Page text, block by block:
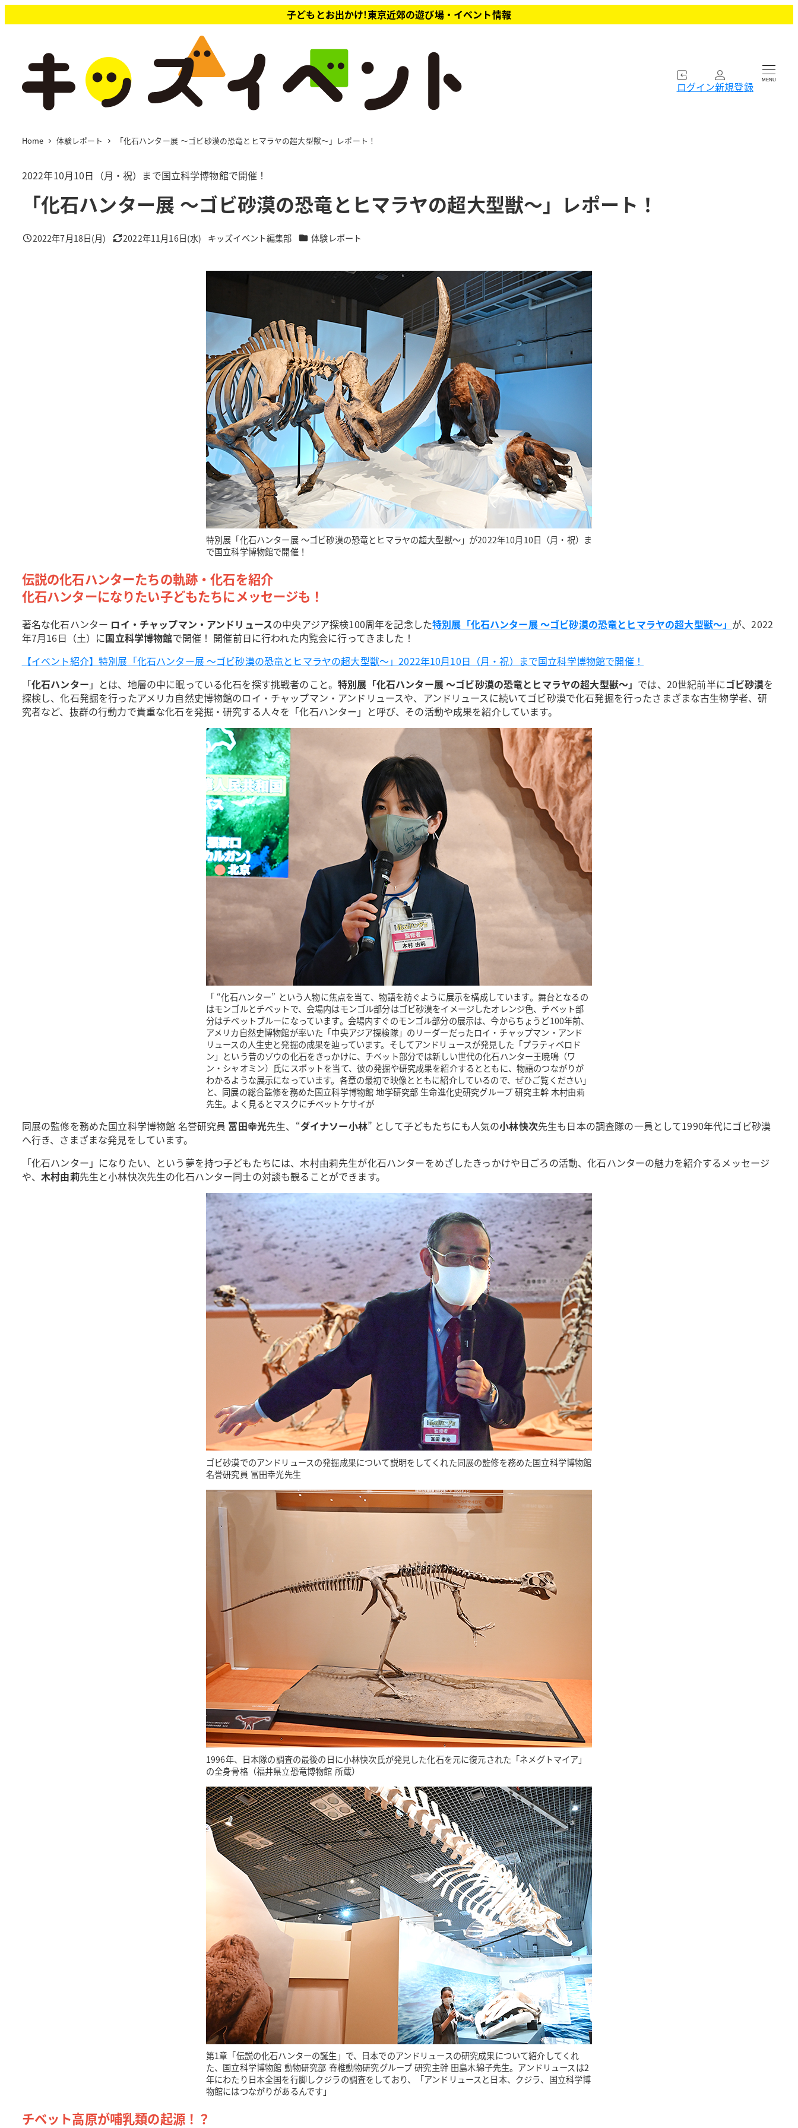
イ
子どもとお出かけ!東京近郊の遊び場・イベント情報
ログイン新規登録 MENU
Home 体験レポート 「化石ハンター展 ～ゴビ砂漠の恐竜とヒマラヤの超大型獣～」レポート！
2022年10月10日（月・祝）まで国立科学博物館で開催！
「化石ハンター展 ～ゴビ砂漠の恐竜とヒマラヤの超大型獣～」レポート！
投稿日
2022年7月18日(月) 更新日
2022年11月16日(水)
著
キッズイベント編集部 カテゴリー
体験レポート
特別展「化石ハンター展 ～ゴビ砂漠の恐竜とヒマラヤの超大型獣～」が2022年10月10日（月・祝）ま
で国立科学博物館で開催！
伝説の化石ハンターたちの軌跡・化石を紹介
化石ハンターになりたい子どもたちにメッセージも！
著名な化石ハンター ロイ・チャップマン・アンドリュースの中央アジア探検100周年を記念した特別展「化石ハンター展 ～ゴビ砂漠の恐竜とヒマラヤの超大型獣～」 が、2022
年7月16日（土）に国立科学博物館で開催！ 開催前日に行われた内覧会に行ってきました！
【イベント紹介】特別展「化石ハンター展 ～ゴビ砂漠の恐竜とヒマラヤの超大型獣～」2022年10月10日（月・祝）まで国立科学博物館で開催！
「化石ハンター 」とは、地層の中に眠っている化石を探す挑戦者のこと。特別展「化石ハンター展 ～ゴビ砂漠の恐竜とヒマラヤの超大型獣～」 では、20世紀前半にゴビ砂漠を
探検し、化石発掘を行ったアメリカ自然史博物館のロイ・チャップマン・アンドリュースや、アンドリュースに続いてゴビ砂漠で化石発掘を行ったさまざまな古生物学者、研
究者など、抜群の行動力で貴重な化石を発掘・研究する人々を「化石ハンター」と呼び、その活動や成果を紹介しています。
「 “化石ハンター” という人物に焦点を当て、物語を紡ぐように展示を構成しています。舞台となるの
はモンゴルとチベットで、会場内はモンゴル部分はゴビ砂漠をイメージしたオレンジ色、チベット部
分はチベットブルーになっています。会場内すぐのモンゴル部分の展示は、今からちょうど100年前、
アメリカ自然史博物館が率いた「中央アジア探検隊」のリーダーだったロイ・チャップマン・アンド
リュースの人生史と発掘の成果を辿っています。そしてアンドリュースが発見した「プラティベロド
ン」という昔のゾウの化石をきっかけに、チベット部分では新しい世代の化石ハンター王暁鳴（ワ
ン・シャオミン）氏にスポットを当て、彼の発掘や研究成果を紹介するとともに、物語のつながりが
わかるような展示になっています。各章の最初で映像とともに紹介しているので、ぜひご覧ください」
と、同展の総合監修を務めた国立科学博物館 地学研究部 生命進化史研究グループ 研究主幹 木村由莉
先生。よく見るとマスクにチベットケサイが
同展の監修を務めた国立科学博物館 名誉研究員 冨田幸光先生、“ダイナソー小林” として子どもたちにも人気の小林快次先生も日本の調査隊の一員として1990年代にゴビ砂漠
へ行き、さまざまな発見をしています。
「化石ハンター」になりたい、という夢を持つ子どもたちには、木村由莉先生が化石ハンターをめざしたきっかけや日ごろの活動、化石ハンターの魅力を紹介するメッセージ
や、木村由莉先生と小林快次先生の化石ハンター同士の対談も観ることができます。
ゴビ砂漠でのアンドリュースの発掘成果について説明をしてくれた同展の監修を務めた国立科学博物館
名誉研究員 冨田幸光先生
1996年、日本隊の調査の最後の日に小林快次氏が発見した化石を元に復元された「ネメグトマイア」
の全身骨格（福井県立恐竜博物館 所蔵）
第1章「伝説の化石ハンターの誕生」で、日本でのアンドリュースの研究成果について紹介してくれ
た、国立科学博物館 動物研究部 脊椎動物研究グループ 研究主幹 田島木綿子先生。アンドリュースは2
年にわたり日本全国を行脚しクジラの調査をしており、「アンドリュースと日本、クジラ、国立科学博
物館にはつながりがあるんです」
チベット高原が哺乳類の起源！？